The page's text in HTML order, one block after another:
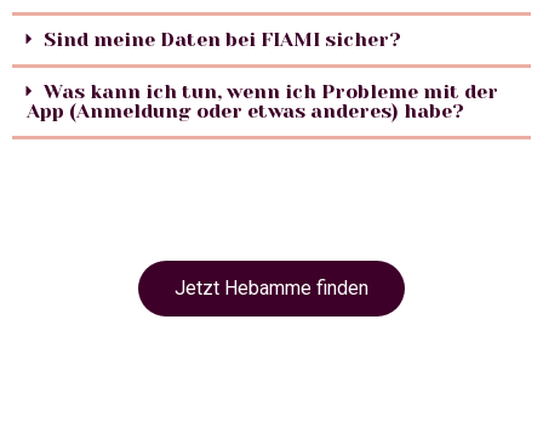
Sind meine Daten bei FIAMI sicher?
Was kann ich tun, wenn ich Probleme mit der
App (Anmeldung oder etwas anderes) habe?
Jetzt Hebamme finden